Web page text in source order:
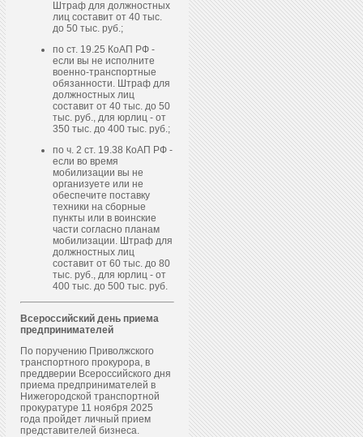
Штраф для должностных
лиц составит от 40 тыс.
до 50 тыс. руб.;
по ст. 19.25 КоАП РФ -
если вы не исполните
военно-транспортные
обязанности. Штраф для
должностных лиц
составит от 40 тыс. до 50
тыс. руб., для юрлиц - от
350 тыс. до 400 тыс. руб.;
по ч. 2 ст. 19.38 КоАП РФ -
если во время
мобилизации вы не
организуете или не
обеспечите поставку
техники на сборные
пункты или в воинские
части согласно планам
мобилизации. Штраф для
должностных лиц
составит от 60 тыс. до 80
тыс. руб., для юрлиц - от
400 тыс. до 500 тыс. руб.
Всероссийский день приема
предпринимателей
По поручению Приволжского
транспортного прокурора, в
преддверии Всероссийского дня
приема предпринимателей в
Нижегородской транспортной
прокуратуре 11 ноября 2025
года пройдет личный прием
представителей бизнеса.